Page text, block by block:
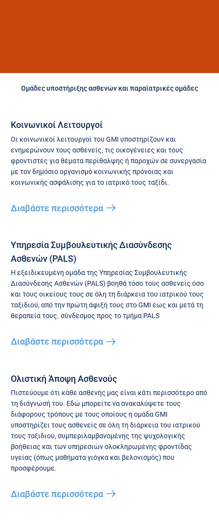
Ομάδες υποστήριξης ασθενών και παραϊατρικές ομάδες
Κοινωνικοί Λειτουργοί
Οι κοινωνικοί λειτουργοί του GMI υποστηρίζουν και
ενημερώνουν τους ασθενείς, τις οικογένειες και τους
φροντιστές για θέματα περίθαλψης ή παροχών σε συνεργασία
με τον δημόσιο οργανισμό κοινωνικής πρόνοιας και
κοινωνικής ασφάλισης για το ιατρικό τους ταξίδι.
Διαβάστε περισσότερα
Υπηρεσία Συμβουλευτικής Διασύνδεσης
Ασθενών (PALS)
Η εξειδικευμένη ομάδα της Υπηρεσίας Συμβουλευτικής
Διασύνδεσης Ασθενών (PALS) βοηθά τόσο τους ασθενείς όσο
και τους οικείους τους σε όλη τη διάρκεια του ιατρικού τους
ταξιδιού, από την πρώτη άφιξή τους στο GMI έως και μετά τη
θεραπεία τους. σύνδεσμος προς το τμήμα PALS
Διαβάστε περισσότερα
Ολιστική Άποψη Ασθενούς
Πιστεύουμε ότι κάθε ασθενής μας είναι κάτι περισσότερο από
τη διάγνωσή του. Εδώ μπορείτε να ανακαλύψετε τους
διάφορους τρόπους με τους οποίους η ομάδα GMI
υποστηρίζει τους ασθενείς σε όλη τη διάρκεια του ιατρικού
τους ταξιδιού, συμπεριλαμβανομένης της ψυχολογικής
βοήθειας και των υπηρεσιών ολοκληρωμένης φροντίδας
υγείας (όπως μαθήματα γιόγκα και βελονισμός) που
προσφέρουμε.
Διαβάστε περισσότερα